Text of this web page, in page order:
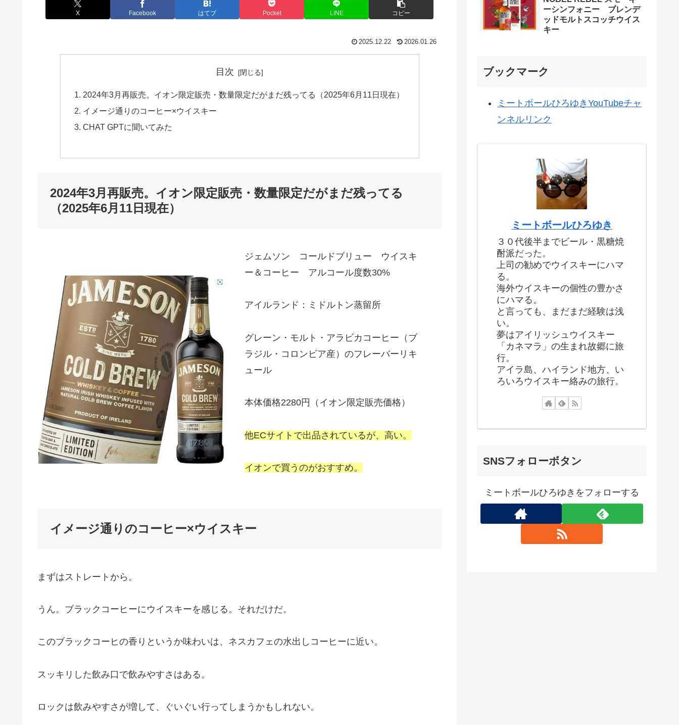
X Facebook はてブ Pocket LINE コピー
2025.12.22 2026.01.26
目次
2024年3月再販売。イオン限定販売・数量限定だがまだ残ってる（2025年6月11日現在）
イメージ通りのコーヒー×ウイスキー
CHAT GPTに聞いてみた
2024年3月再販売。イオン限定販売・数量限定だがまだ残ってる
（2025年6月11日現在）
ジェムソン コールドブリュー ウイスキ
ー＆コーヒー アルコール度数30%
アイルランド：ミドルトン蒸留所
グレーン・モルト・アラビカコーヒー（ブ
ラジル・コロンビア産）のフレーバーリキ
ュール
本体価格2280円（イオン限定販売価格）
他ECサイトで出品されているが、高い。
イオンで買うのがおすすめ。
イメージ通りのコーヒー×ウイスキー
まずはストレートから。
うん。ブラックコーヒーにウイスキーを感じる。それだけだ。
このブラックコーヒの香りというか味わいは、ネスカフェの水出しコーヒーに近い。
スッキリした飲み口で飲みやすさはある。
ロックは飲みやすさが増して、ぐいぐい行ってしまうかもしれない。
ーシンフォニー ブレンデ
ッドモルトスコッチウイス
キー
ブックマーク
ミートボールひろゆきYouTubeチャ
ンネルリンク
ミートボールひろゆき
３０代後半までビール・黒糖焼
酎派だった。
上司の勧めでウイスキーにハマ
る。
海外ウイスキーの個性の豊かさ
にハマる。
と言っても、まだまだ経験は浅
い。
夢はアイリッシュウイスキー
「カネマラ」の生まれ故郷に旅
行。
アイラ島、ハイランド地方、い
ろいろウイスキー絡みの旅行。
SNSフォローボタン
ミートボールひろゆきをフォローする